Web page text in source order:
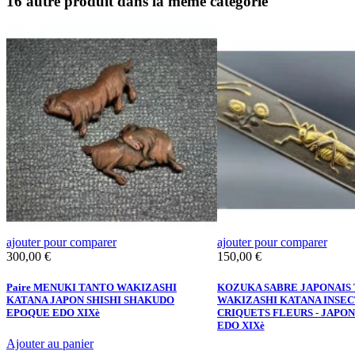
ajouter pour comparer
Prix
300,00 €
Paire MENUKI TANTO WAKIZASHI
KATANA JAPON SHISHI SHAKUDO
EPOQUE EDO XIXè
Ajouter au panier
ajouter pour comparer
Prix
150,00 €
KOZUKA SABRE JAPONAIS
WAKIZASHI KATANA
CRIQUETS FLEURS -
EDO XIXè